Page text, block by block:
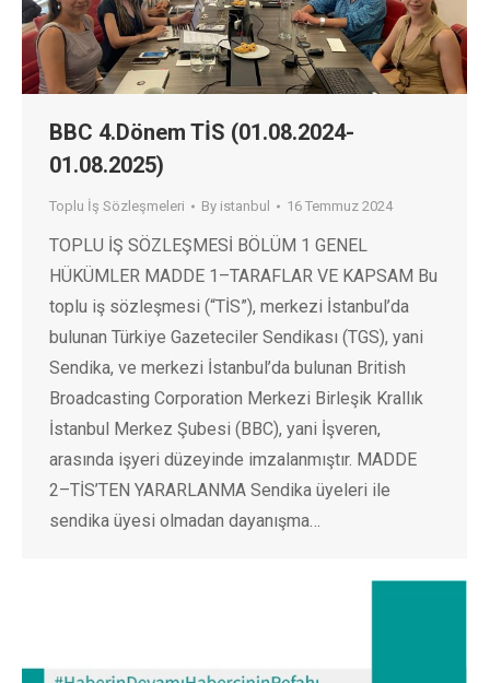
BBC 4.Dönem TİS (01.08.2024-
01.08.2025)
Toplu İş Sözleşmeleri By istanbul 16 Temmuz 2024
TOPLU İŞ SÖZLEŞMESİ BÖLÜM 1 GENEL
HÜKÜMLER MADDE 1–TARAFLAR VE KAPSAM Bu
toplu iş sözleşmesi (“TİS”), merkezi İstanbul’da
bulunan Türkiye Gazeteciler Sendikası (TGS), yani
Sendika, ve merkezi İstanbul’da bulunan British
Broadcasting Corporation Merkezi Birleşik Krallık
İstanbul Merkez Şubesi (BBC), yani İşveren,
arasında işyeri düzeyinde imzalanmıştır. MADDE
2–TİS’TEN YARARLANMA Sendika üyeleri ile
sendika üyesi olmadan dayanışma…